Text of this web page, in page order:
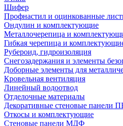
Шифер
Профнастил и оцинкованные
Ондулин и комплектующие
Металлочерепица и
Гибкая черепица и
Рубероид, гидроизоляция
Снегозадержания и элементы
Доборные элементы для
Кровельная вентиляция
Линейный водоотвод
Отделочные материалы
Декоративные стеновые панели
Откосы и комплектующие
Стеновые панели МДФ